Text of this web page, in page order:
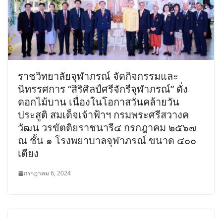
ราชวิทยาลัยจุฬาภรณ์ จัดกิจกรรมและ
นิทรรศการ “สิริศิลป์ศรีจักรีจุฬาภรณ์” ดั่ง
ดอกไม้บาน เนื่องในโอกาสวันคล้ายวัน
ประสูติ สมเด็จเจ้าฟ้าฯ กรมพระศรีสวางค
วัฒน วรขัตติยราชนารี๔ กรกฎาคม ๒๕๖๗
ณ ชั้น ๑ โรงพยาบาลจุฬาภรณ์ ขนาด ๔๐๐
เตียง
กรกฎาคม 6, 2024